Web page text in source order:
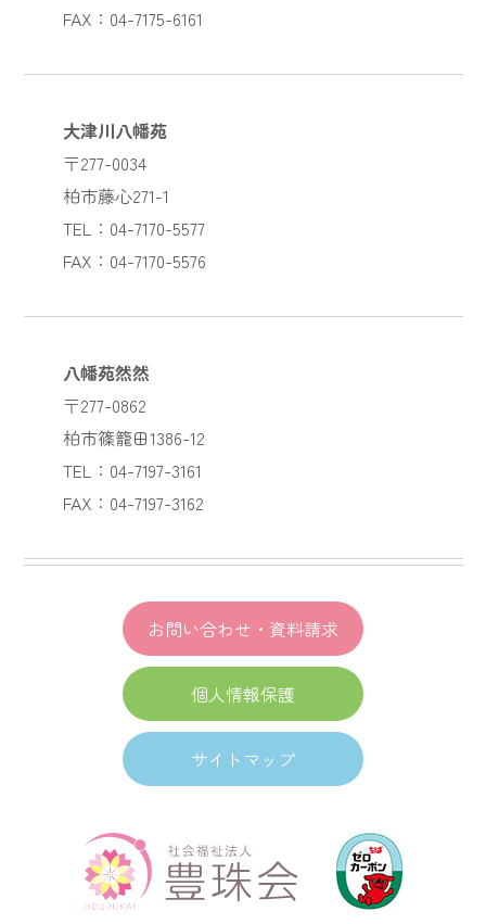
FAX：04-7175-6161
大津川八幡苑
〒277-0034
柏市藤心271-1
TEL：04-7170-5577
FAX：04-7170-5576
八幡苑然然
〒277-0862
柏市篠籠田1386-12
TEL：04-7197-3161
FAX：04-7197-3162
お問い合わせ・資料請求
個人情報保護
サイトマップ